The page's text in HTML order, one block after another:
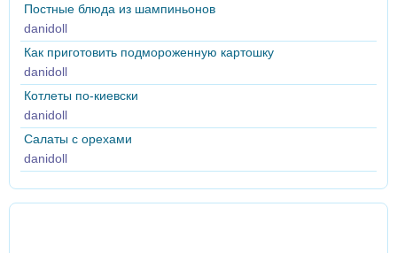
Постные блюда из шампиньонов
danidoll
Как приготовить подмороженную картошку
danidoll
Котлеты по-киевски
danidoll
Салаты с орехами
danidoll